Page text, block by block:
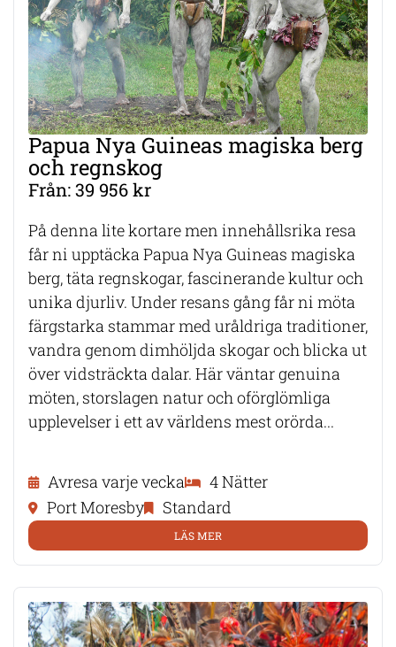
Papua Nya Guineas magiska berg
och regnskog
Från: 39 956 kr
På denna lite kortare men innehållsrika resa
får ni upptäcka Papua Nya Guineas magiska
berg, täta regnskogar, fascinerande kultur och
unika djurliv. Under resans gång får ni möta
färgstarka stammar med uråldriga traditioner,
vandra genom dimhöljda skogar och blicka ut
över vidsträckta dalar. Här väntar genuina
möten, storslagen natur och oförglömliga
upplevelser i ett av världens mest orörda...
Avresa varje vecka
4 Nätter
Port Moresby
Standard
LÄS MER